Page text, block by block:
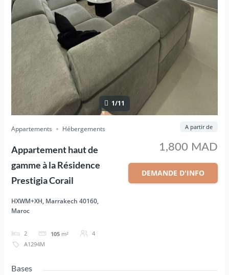
1/11
Appartements Hébergements
Appartement haut de
gamme à la Résidence
Prestigia Corail
HXWM+XH, Marrakech 40160,
Maroc
2 105 m²
4
A1294M
1,800 MAD
A partir de
DEMANDE D'INFO
Bases